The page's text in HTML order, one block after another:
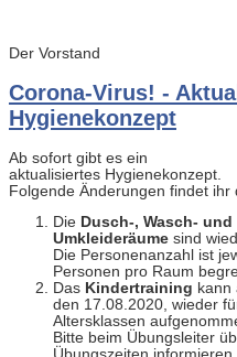
Der Vorstand
Corona-Virus! -
Hygienekonzept
Ab sofort gibt es ein
aktualisiertes Hygienekonzept.
Folgende Änderungen findet ihr
Die Dusch-, Wasch- und
Umkleideräume sind
Die Personenanzahl ist
Personen pro Raum
Das Kindertraining kann
den 17.08.2020, wieder
Altersklassen
Bitte beim Übungsleiter